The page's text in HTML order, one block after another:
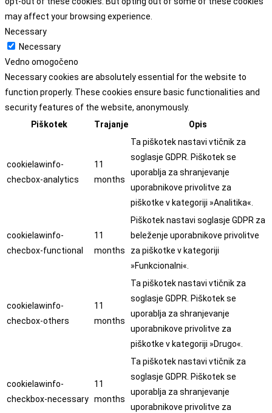
may affect your browsing experience.
Necessary
Necessary
Vedno omogočeno
Necessary cookies are absolutely essential for the website to
function properly. These cookies ensure basic functionalities and
security features of the website, anonymously.
Piškotek
Trajanje Opis
cookielawinfo-
checbox-analytics
11
months
Ta piškotek nastavi vtičnik za
soglasje GDPR. Piškotek se
uporablja za shranjevanje
uporabnikove privolitve za
piškotke v kategoriji »Analitika«.
cookielawinfo-
checbox-functional
11
months
Piškotek nastavi soglasje GDPR za
beleženje uporabnikove privolitve
za piškotke v kategoriji
»Funkcionalni«.
cookielawinfo-
checbox-others
11
months
Ta piškotek nastavi vtičnik za
soglasje GDPR. Piškotek se
uporablja za shranjevanje
uporabnikove privolitve za
piškotke v kategoriji »Drugo«.
cookielawinfo-
checkbox-necessary
11
months
Ta piškotek nastavi vtičnik za
soglasje GDPR. Piškotek se
uporablja za shranjevanje
uporabnikove privolitve za